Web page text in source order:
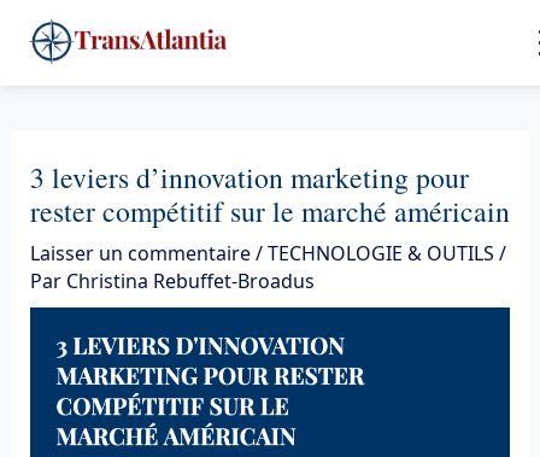
au
contenu
3 leviers d’innovation marketing pour
rester compétitif sur le marché américain
Laisser un commentaire/TECHNOLOGIE & OUTILS /
Par Christina Rebuffet-Broadus